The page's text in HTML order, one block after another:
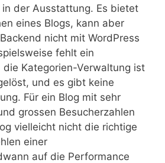
der Ausstattung. Es bietet
eines Blogs, kann aber
nicht mit WordPress
fehlt ein
die Kategorien-Verwaltung ist
und es gibt keine
Für ein Blog mit sehr
grossen Besucherzahlen
vielleicht nicht die richtige
einer
auf die Performance